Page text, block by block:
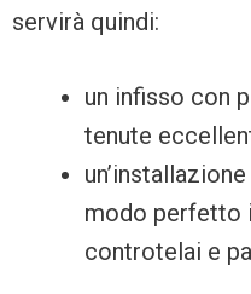
servirà quindi:
un infisso con
tenute
modo perfetto
controtelai e